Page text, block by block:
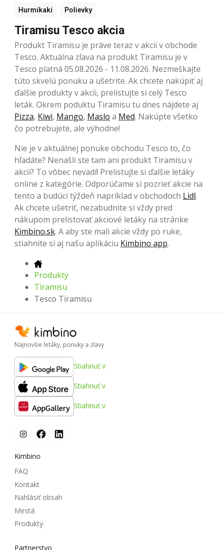
Hurmikaki Polievky
Tiramisu Tesco akcia
Produkt Tiramisu je práve teraz v akcii v obchode
Tesco. Aktuálna zľava na produkt Tiramisu je v
Tesco platná 05.08.2026 - 11.08.2026. Nezmeškajte
túto skvelú ponuku a ušetrite. Ak chcete nakúpiť aj
ďalšie produkty v akcii, prelistujte si celý Tesco
leták. Okrem poduktu Tiramisu tu dnes nájdete aj
Pizza, Kiwi, Mango, Maslo a Med. Nakúpte všetko
čo potrebujete, ale výhodne!
Nie je v aktuálnej ponuke obchodu Tesco to, čo
hľadáte? Nenašli ste tam ani produkt Tiramisu v
akcii? To vôbec nevadí! Prelistujte si ďalšie letáky
online z kategórie. Odporúčame si pozrieť akcie na
tento a budúci týždeň napríklad v obchodoch Lidl.
Ak chcete ušetriť, nezabudnite si vždy pred
nákupom prelistovať akciové letáky na stránke
Kimbino.sk. A aby ste mali akcie vždy po ruke,
stiahnite si aj našu aplikáciu Kimbino app.
Produkty
Tiramisu
Tesco Tiramisu
Najnovšie letáky, ponuky a zľavy
Stiahnuť v
Stiahnuť v
Stiahnuť v
Kimbino
FAQ
Kontakt
Nahlásiť obsah
Mestá
Produkty
Partnerstvo